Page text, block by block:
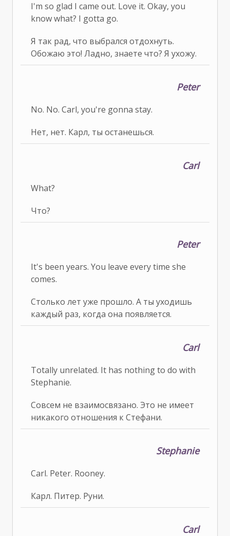
I'm so glad I came out. Love it. Okay, you
know what? I gotta go.
Я так рад, что выбрался отдохнуть.
Обожаю это! Ладно, знаете что? Я ухожу.
Peter
No. No. Carl, you're gonna stay.
Нет, нет. Карл, ты останешься.
Carl
What?
Что?
Peter
It's been years. You leave every time she
comes.
Столько лет уже прошло. А ты уходишь
каждый раз, когда она появляется.
Carl
Totally unrelated. It has nothing to do with
Stephanie.
Совсем не взаимосвязано. Это не имеет
никакого отношения к Стефани.
Stephanie
Carl. Peter. Rooney.
Карл. Питер. Руни.
Carl